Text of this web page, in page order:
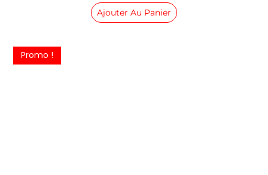
Ajouter Au Panier
Promo !